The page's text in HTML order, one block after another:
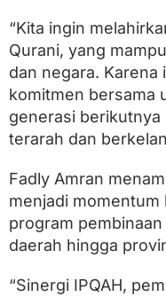
n
a
l
“Kita ingin
Qurani, yang
dan negara. Karena
komitmen bersama
generasi berikutnya
terarah dan
Fadly Amran
menjadi
program
daerah hingga
“Sinergi IPQAH,